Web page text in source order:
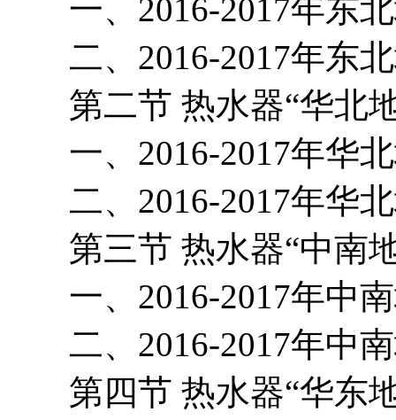
一、2016-2017年东北
二、2016-2017年东北
第二节 热水器“华北
一、2016-2017年华北
二、2016-2017年华北
第三节 热水器“中南
一、2016-2017年中南
二、2016-2017年中南
第四节 热水器“华东